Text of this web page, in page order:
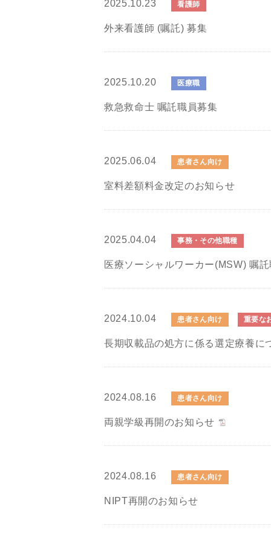
2025.10.23 看護師
外来看護師 (嘱託) 募集
2025.10.20 医療職
救急救命士 嘱託職員募集
2025.06.04 患者さん向け
室料差額料金改定のお知らせ
2025.04.04 事務・その他職種
医療ソーシャルワーカー(MSW) 嘱
2024.10.04 患者さん向け 重要な
長期収載品の処方に係る選定療養に
2024.08.16 患者さん向け
両親学級再開のお知らせ
2024.08.16 患者さん向け
NIPT再開のお知らせ